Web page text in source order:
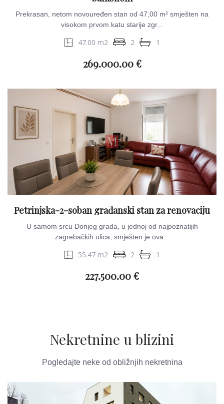
Prekrasan, netom novouređen stan od 47,00 m² smješten na
visokom prvom katu starije zgr...
47.00 m2 2 1
269.000.00 €
Petrinjska-2-soban građanski stan za renovaciju
U samom srcu Donjeg grada, u jednoj od najpoznatijih
zagrebačkih ulica, smješten je ova...
55.47 m2 2 1
227.500.00 €
Nekretnine u blizini
Pogledajte neke od obližnjih nekretnina